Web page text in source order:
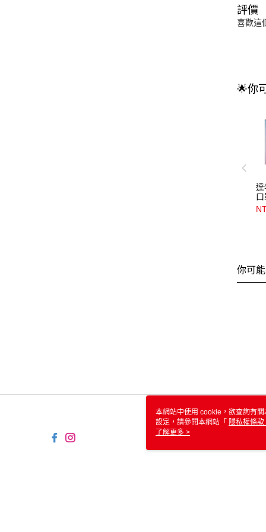
評價
喜歡這
🌟你
達
你可
本網站中使用 cookie，欲查詢有
設定，請參閱本網站「 隱私權條款
使用 cookie。
了解更多 >